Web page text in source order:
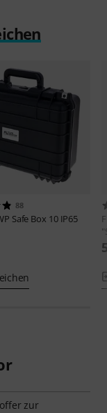
88
Safe Box 10 IP65
zur